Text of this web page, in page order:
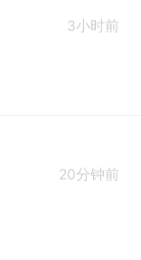
3小时前
20分钟前